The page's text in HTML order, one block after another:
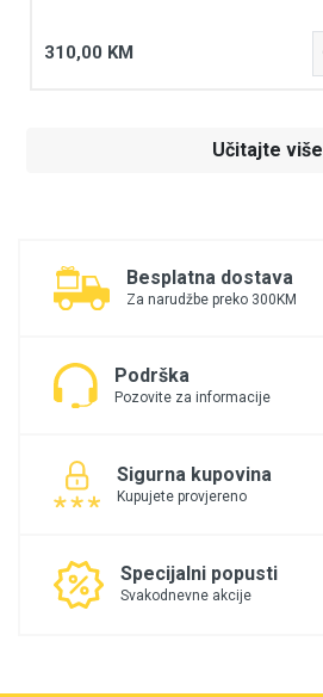
310,00 KM
Učitajte više
Besplatna dostava
Za narudžbe preko 300KM
Podrška
Pozovite za informacije
Sigurna kupovina
Kupujete provjereno
Specijalni popusti
Svakodnevne akcije